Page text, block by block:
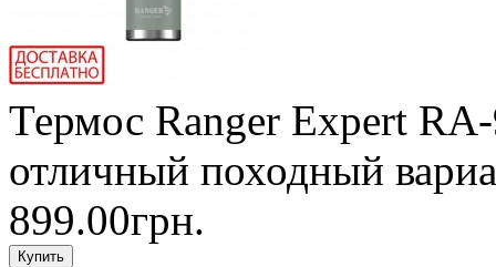
Термос Ranger Expert
отличный походный
899.00грн.